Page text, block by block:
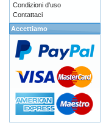
Condizioni d'uso
Contattaci
Accettiamo